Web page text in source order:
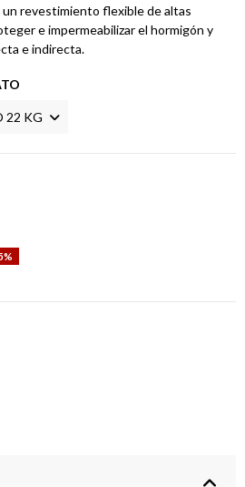
un revestimiento flexible de altas
e impermeabilizar el hormigón y
e indirecta.